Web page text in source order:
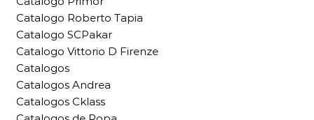
Catalogo Roberto Tapia
Catalogo SCPakar
Catalogo Vittorio D Firenze
Catalogos
Catalogos Andrea
Catalogos Cklass